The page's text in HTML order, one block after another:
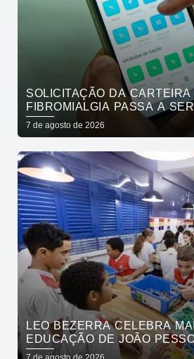
SOLICITAÇÃO DA CARTEIRA
FIBROMIALGIA PASSA A SER
EXCLUSIVAMENTE PELO
7 de agosto de 2026
LEO BEZERRA CELEBRA
EDUCAÇÃO DE JOÃO
ENTRE CAPITAIS DO